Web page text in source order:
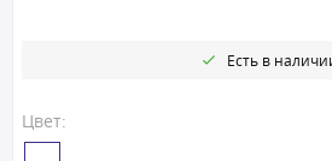
Цвет:
Есть в